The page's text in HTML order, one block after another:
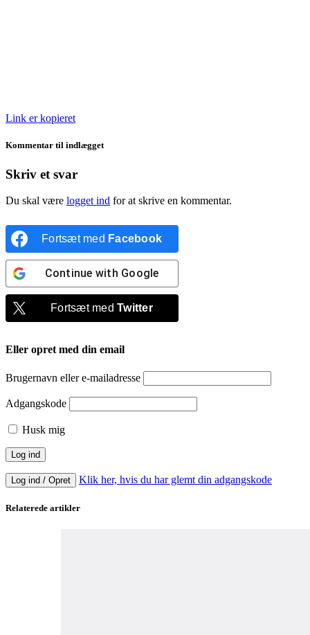
Link er kopieret
Kommentar til indlægget
Skriv et svar
Du skal være logget ind for at skrive en kommentar.
Fortsæt med Facebook
Continue with Google
Fortsæt medTwitter
Eller opret med din email
Brugernavn eller e-mailadresse
Adgangskode
Husk mig
Log ind / Opret Klik her, hvis du har glemt din adgangskode
Relaterede artikler